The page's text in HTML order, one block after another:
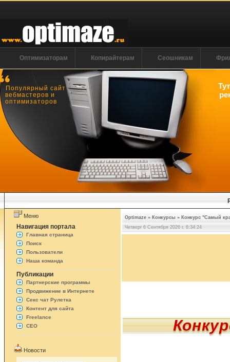
Оптимизаторам Копирайтерам Сеошникам
Популярный сайт
вебмастеров и
оптимизаторов
Меню
Навигация портала
Главная страница
Поиск
Пользователи
Наша команда
Публикации
Партнерские программы
Продвижение в Интернете
Секс чат Рулетка
Контент для сайта
Freelance
СЕО
Новости
Optimaze » Конкурсы » Конкурс "Самый
Четверг 6 Сентября 2026 г. 6:34:24